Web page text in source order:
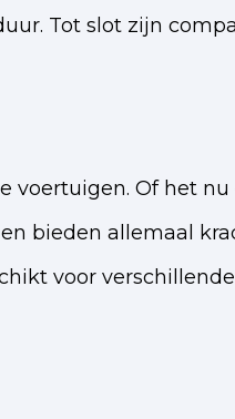
Tot slot zijn
voertuigen. Of het
bieden allemaal
voor